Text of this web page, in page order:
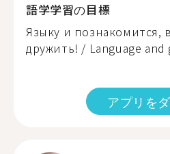
語学学習の目標
Языку и познакомится,
дружить! / Language and
アプリを